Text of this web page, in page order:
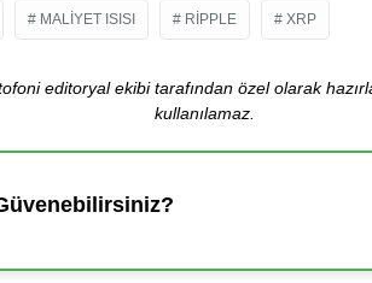
MALIYET ISISI RIPPLE XRP
editoryal ekibi tarafından özel olarak
kullanılamaz.